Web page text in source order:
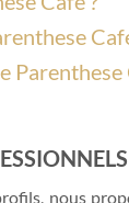
Parenthese
nous